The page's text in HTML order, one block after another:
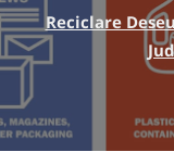
Reciclare